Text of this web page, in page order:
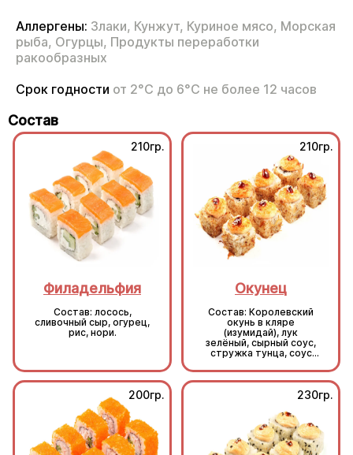
Аллергены: Злаки, Кунжут, Куриное мясо, Морская
рыба, Огурцы, Продукты переработки
ракообразных
Срок годности от 2°С до 6°С не более 12 часов
Состав
210гр.
Филадельфия
Состав: лосось,
сливочный сыр, огурец,
рис, нори.
210гр.
Окунец
Состав: Королевский
окунь в кляре
(изумидай), лук
зелёный, сырный соус,
стружка тунца, соус
200гр. 230гр.